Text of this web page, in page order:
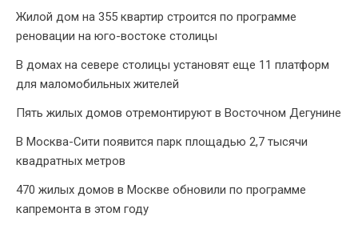
Жилой дом на 355 квартир строится по программе
реновации на юго-востоке столицы
В домах на севере столицы установят еще 11 платформ
для маломобильных жителей
Пять жилых домов отремонтируют в Восточном Дегунине
В Москва-Сити появится парк площадью 2,7 тысячи
квадратных метров
470 жилых домов в Москве обновили по программе
капремонта в этом году